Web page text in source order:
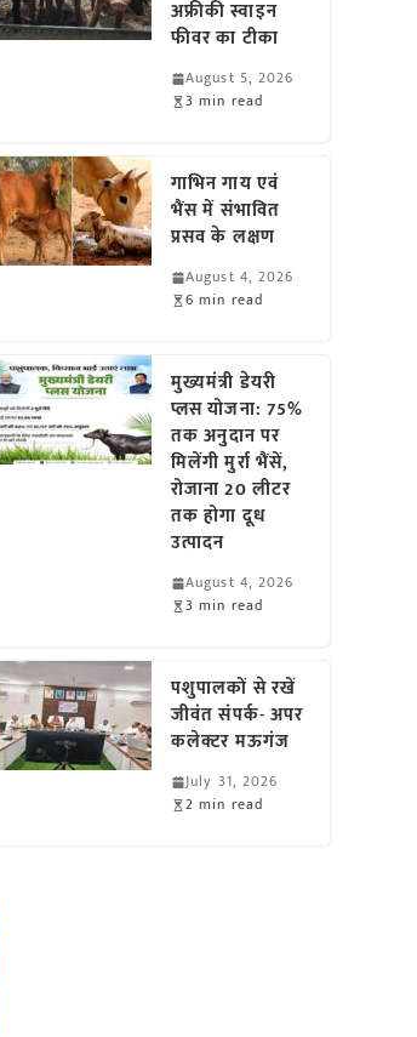
अफ्रीकी स्वाइन
फीवर का टीका
August 5, 2026
3 min read
गाभिन गाय एवं
भैंस में संभावित
प्रसव के लक्षण
August 4, 2026
6 min read
मुख्यमंत्री डेयरी
प्लस योजना: 75%
तक अनुदान पर
मिलेंगी मुर्रा भैंसें,
रोजाना 20 लीटर
तक होगा दूध
उत्पादन
August 4, 2026
3 min read
पशुपालकों से रखें
जीवंत संपर्क- अपर
कलेक्टर मऊगंज
July 31, 2026
2 min read